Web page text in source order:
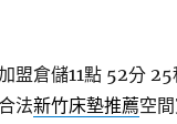
盟倉儲11點 52分 25
法新竹床墊推薦空